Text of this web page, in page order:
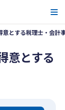
意とする税理士・会計
意とする